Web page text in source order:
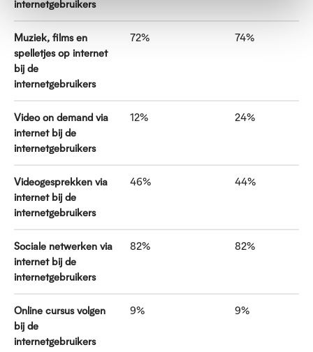
internetgebruikers
Muziek, films en
spelletjes op internet
bij de
internetgebruikers
72% 74%
Video on demand via
internet bij de
internetgebruikers
12% 24%
Videogesprekken via
internet bij de
internetgebruikers
46% 44%
Sociale netwerken via
internet bij de
internetgebruikers
82% 82%
Online cursus volgen
bij de
internetgebruikers
9% 9%